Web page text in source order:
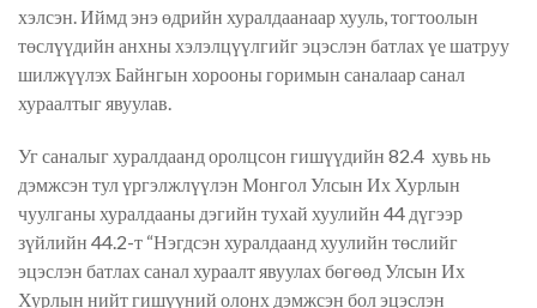
хэлсэн. Иймд энэ өдрийн хуралдаанаар хууль, тогтоолын
төслүүдийн анхны хэлэлцүүлгийг эцэслэн батлах үе шатруу
шилжүүлэх Байнгын хорооны горимын саналаар санал
хураалтыг явуулав.
Уг саналыг хуралдаанд оролцсон гишүүдийн 82.4 хувь нь
дэмжсэн тул үргэлжлүүлэн Монгол Улсын Их Хурлын
чуулганы хуралдааны дэгийн тухай хуулийн 44 дүгээр
зүйлийн 44.2-т “Нэгдсэн хуралдаанд хуулийн төслийг
эцэслэн батлах санал хураалт явуулах бөгөөд Улсын Их
Хурлын нийт гишүүний олонх дэмжсэн бол эцэслэн